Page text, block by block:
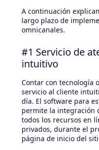
A continuación
largo plazo de
omnicanales.
#1 Servicio de
intuitivo
Contar con tecnología
servicio al cliente
día. El software para
permite la integración
todos los recursos en
privados, durante el
página de inicio del